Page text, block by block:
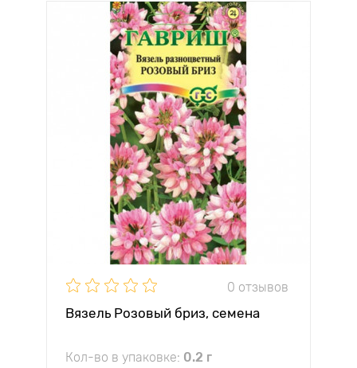
0 отзывов
Вязель Розовый бриз, семена
Кол-во в упаковке: 0.2 г